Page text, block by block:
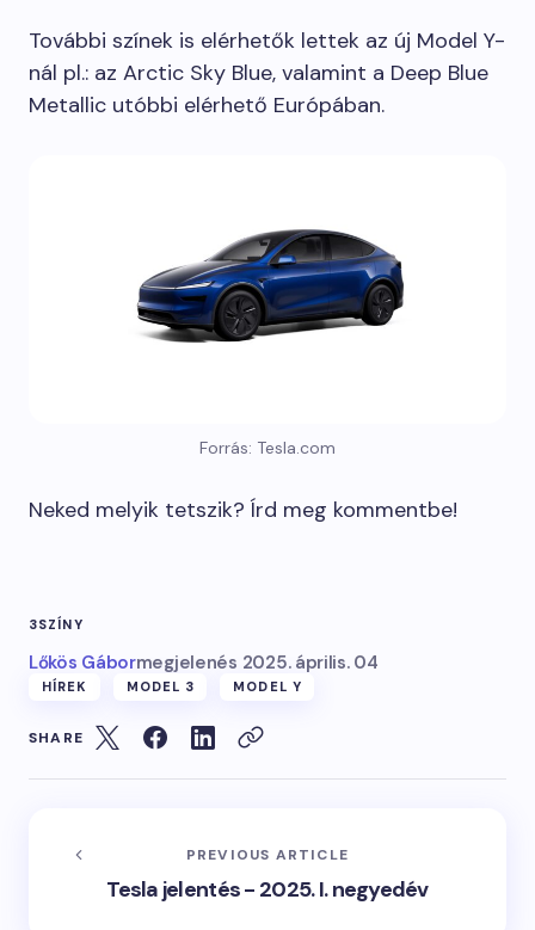
További színek is elérhetők lettek az új Model Y-
nál pl.: az Arctic Sky Blue, valamint a Deep Blue
Metallic utóbbi elérhető Európában.
Forrás: Tesla.com
Neked melyik tetszik? Írd meg kommentbe!
3SZÍNY
Lőkös Gábormegjelenés 2025. április. 04
HÍREK MODEL 3 MODEL Y
SHARE
PREVIOUS ARTICLE
Tesla jelentés - 2025. I. negyedév